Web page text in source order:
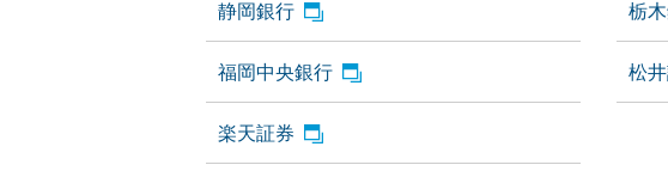
静岡銀行 栃
福岡中央銀行 松
楽天証券